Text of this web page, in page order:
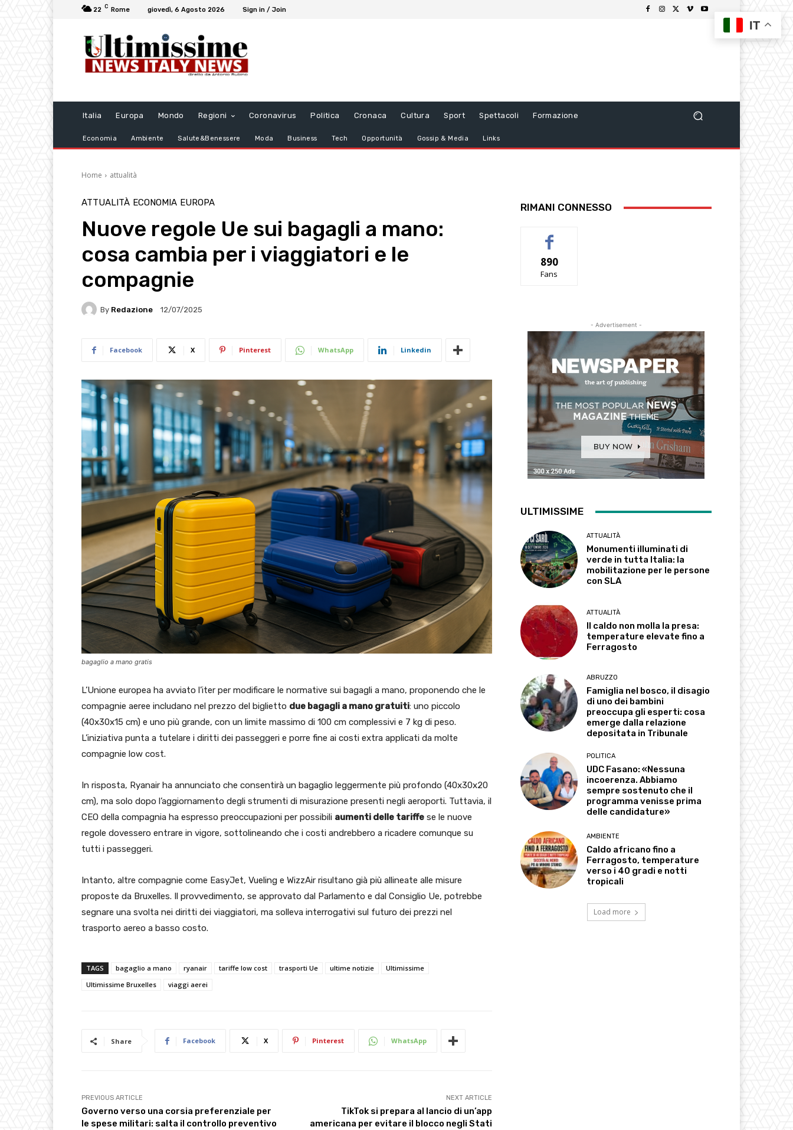
22 C Rome giovedì, 6 Agosto 2026 Sign in / Join
Italia Europa Mondo Regioni Coronavirus Politica Cronaca Cultura Sport Spettacoli Formazione
Economia Ambiente Salute&Benessere Moda Business Tech Opportunità Gossip & Media Links
Home attualità
ATTUALITÀ ECONOMIA EUROPA
Nuove regole Ue sui bagagli a mano:
cosa cambia per i viaggiatori e le
compagnie
By Redazione 12/07/2025
Facebook X Pinterest WhatsApp Linkedin
bagaglio a mano gratis
L’Unione europea ha avviato l’iter per modificare le normative sui bagagli a mano, proponendo che le
compagnie aeree includano nel prezzo del biglietto due bagagli a mano gratuiti: uno piccolo
(40x30x15 cm) e uno più grande, con un limite massimo di 100 cm complessivi e 7 kg di peso.
L’iniziativa punta a tutelare i diritti dei passeggeri e porre fine ai costi extra applicati da molte
compagnie low cost.
In risposta, Ryanair ha annunciato che consentirà un bagaglio leggermente più profondo (40x30x20
cm), ma solo dopo l’aggiornamento degli strumenti di misurazione presenti negli aeroporti. Tuttavia, il
CEO della compagnia ha espresso preoccupazioni per possibili aumenti delle tariffe se le nuove
regole dovessero entrare in vigore, sottolineando che i costi andrebbero a ricadere comunque su
tutti i passeggeri.
Intanto, altre compagnie come EasyJet, Vueling e WizzAir risultano già più allineate alle misure
proposte da Bruxelles. Il provvedimento, se approvato dal Parlamento e dal Consiglio Ue, potrebbe
segnare una svolta nei diritti dei viaggiatori, ma solleva interrogativi sul futuro dei prezzi nel
trasporto aereo a basso costo.
TAGS bagaglio a mano ryanair tariffe low cost trasporti Ue ultime notizie
Ultimissime
Ultimissime Bruxelles
viaggi aerei
Share Facebook X Pinterest WhatsApp
PREVIOUS ARTICLE
Governo verso una corsia preferenziale per
le spese militari: salta il controllo preventivo
NEXT ARTICLE
TikTok si prepara al lancio di un’app
americana per evitare il blocco negli Stati
RIMANI CONNESSO
890
Fans
- Advertisement -
ULTIMISSIME
ATTUALITÀ
Monumenti illuminati di
verde in tutta Italia: la
mobilitazione per le persone
con SLA
ATTUALITÀ
Il caldo non molla la presa:
temperature elevate fino a
Ferragosto
ABRUZZO
Famiglia nel bosco, il disagio
di uno dei bambini
preoccupa gli esperti: cosa
emerge dalla relazione
depositata in Tribunale
POLITICA
UDC Fasano: «Nessuna
incoerenza. Abbiamo
sempre sostenuto che il
programma venisse prima
delle candidature»
AMBIENTE
Caldo africano fino a
Ferragosto, temperature
verso i 40 gradi e notti
tropicali
Load more
IT